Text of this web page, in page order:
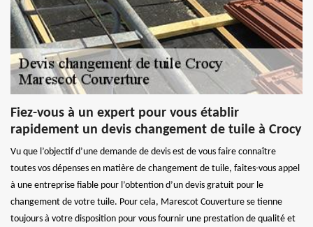
Fiez-vous à un expert pour vous établir
rapidement un devis changement de tuile à Crocy
Vu que l’objectif d’une demande de devis est de vous faire connaître
toutes vos dépenses en matière de changement de tuile, faites-vous appel
à une entreprise fiable pour l’obtention d’un devis gratuit pour le
changement de votre tuile. Pour cela, Marescot Couverture se tienne
toujours à votre disposition pour vous fournir une prestation de qualité et